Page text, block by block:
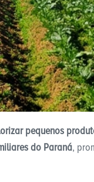
pequenos
do Paraná,